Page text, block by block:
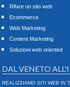
Rifare un sito web
Ecommerce
Web Marketing
Content Marketing
Soluzioni web oriented
DAL VENETO
REALIZZIAMO SITI WEB IN